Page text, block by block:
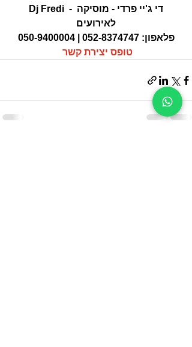
Dj Fredi - די ג'יי פרדי - מוסיקה
לאירועים
פלאפון: 052-8374747 | 050-9400004
טופס יצירת קשר